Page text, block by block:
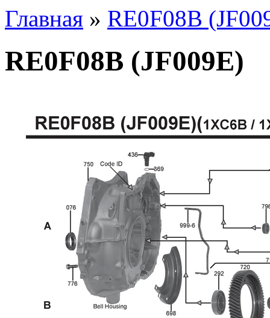
Главная » RE0F08B
RE0F08B (JF009E)